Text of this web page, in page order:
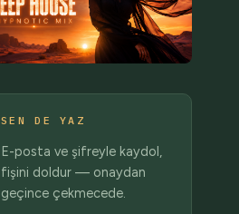
SEN DE YAZ
E-posta ve şifreyle kaydol,
fişini doldur — onaydan
geçince çekmecede.